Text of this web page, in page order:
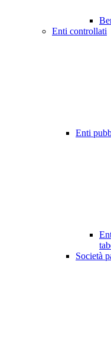
Enti controllati
Enti
Società